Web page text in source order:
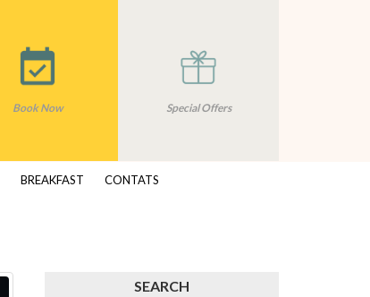
Special Offers
Book Now
BREAKFAST CONTATS
SEARCH